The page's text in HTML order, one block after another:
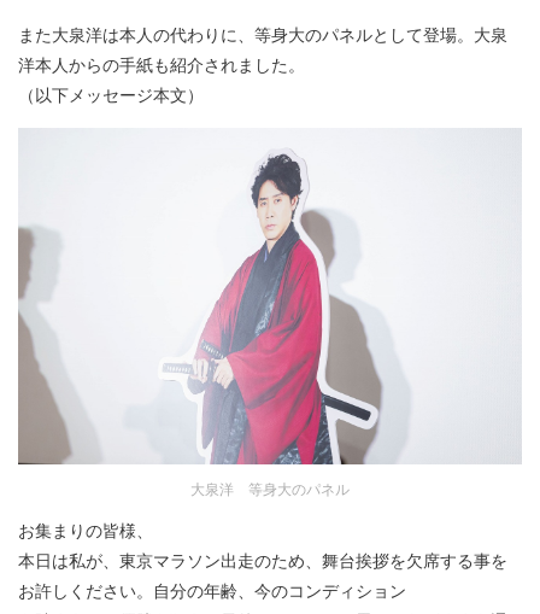
また大泉洋は本人の代わりに、等身大のパネルとして登場。大泉
洋本人からの手紙も紹介されました。
（以下メッセージ本文）
大泉洋 等身大のパネル
お集まりの皆様、
本日は私が、東京マラソン出走のため、舞台挨拶を欠席する事を
お許しください。自分の年齢、今のコンディション